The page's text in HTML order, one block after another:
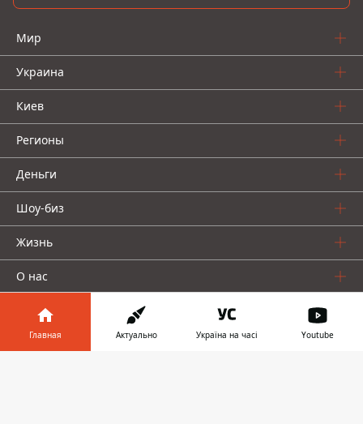
Мир
Украина
Киев
Регионы
Деньги
Шоу-биз
Жизнь
О нас
Главная Актуально Україна на часі Youtube